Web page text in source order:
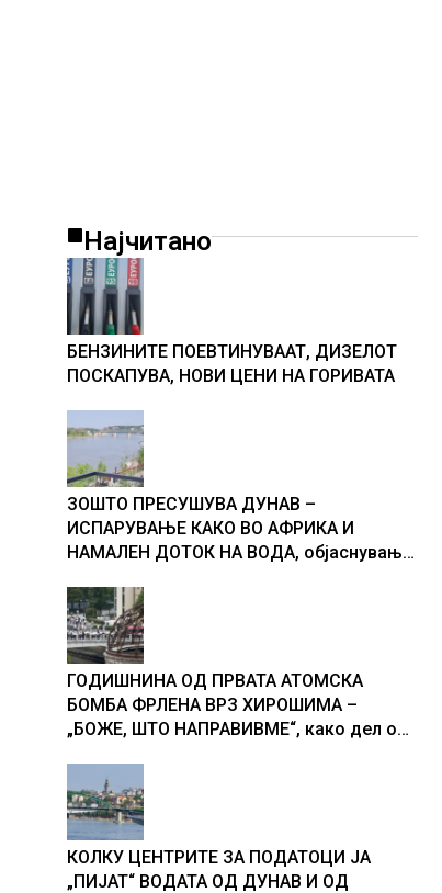
Најчитано
БЕНЗИНИТЕ ПОЕВТИНУВААТ, ДИЗЕЛОТ
ПОСКАПУВА, НОВИ ЦЕНИ НА ГОРИВАТА
ЗОШТО ПРЕСУШУВА ДУНАВ –
ИСПАРУВАЊЕ КАКО ВО АФРИКА И
НАМАЛЕН ДОТОК НА ВОДА, објаснување
ГОДИШНИНА ОД ПРВАТА АТОМСКА
БОМБА ФРЛЕНА ВРЗ ХИРОШИМА –
„БОЖЕ, ШТО НАПРАВИВМЕ“, како дел од
учесниците во бомбардирањето го
доживуваа овој настан што го промени
текот на историјата
КОЛКУ ЦЕНТРИТЕ ЗА ПОДАТОЦИ ЈА
„ПИЈАТ“ ВОДАТА ОД ДУНАВ И ОД